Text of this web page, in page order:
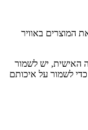
המוצרים באוויר
האישית, יש לשמור
לשמור על איכותם